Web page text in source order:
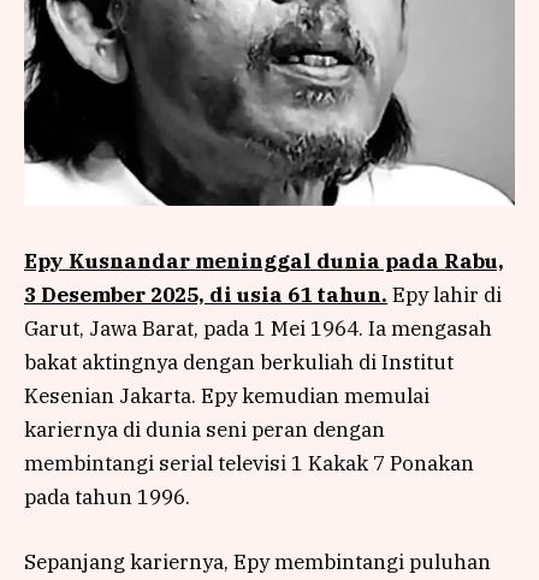
Epy Kusnandar meninggal dunia pada Rabu,
3 Desember 2025, di usia 61 tahun. Epy lahir di
Garut, Jawa Barat, pada 1 Mei 1964. Ia mengasah
bakat aktingnya dengan berkuliah di Institut
Kesenian Jakarta. Epy kemudian memulai
kariernya di dunia seni peran dengan
membintangi serial televisi 1 Kakak 7 Ponakan
pada tahun 1996.
Sepanjang kariernya, Epy membintangi puluhan